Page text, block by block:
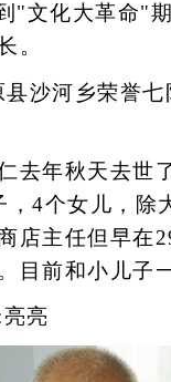
化大革命"期
。
河乡荣誉七
年秋天去世
，4个女儿，除
店主任但早在
目前和小儿子
亮